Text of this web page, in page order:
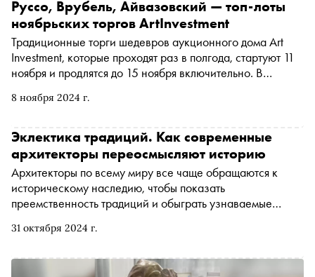
размеров и какую роль в этом играют технологии и
наука
течениях, общество объединяло более 200 авторов,
молодых художников и прославленных мастеров.
«Сноб» попросил куратора выставки, специалиста
выставочного отдела Музея русского импрессионизма
Ольгу Юркину рассказать, как принципы подготовки
экспозиций НОХ сопоставимы с современными
практиками и в чем они остаются уникальными
8 ноября 2024 г.
Руссо, Врубель, Айвазовский — топ-лоты
ноябрьских торгов ArtInvestment
Традиционные торги шедевров аукционного дома Art
Investment, которые проходят раз в полгода, стартуют 11
ноября и продлятся до 15 ноября включительно. В
всего порядка 40 произведений. «Сноб» первым оценил
Руссо, Ивана Айвазовского, Михаила Врубеля,
Владимира Боровиковского и Льва Лагорио
31 октября 2024 г.
Эклектика традиций. Как современные
архитекторы переосмысляют историю
Архитекторы по всему миру все чаще обращаются к
историческому наследию, чтобы показать
преемственность традиций и обыграть узнаваемые
сегодня в городском строительстве переосмысляется